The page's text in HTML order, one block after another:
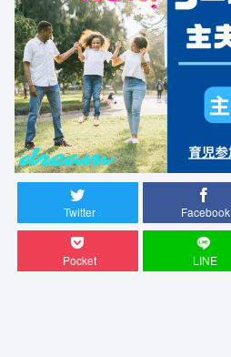
Twitter Facebook
Pocket LINE